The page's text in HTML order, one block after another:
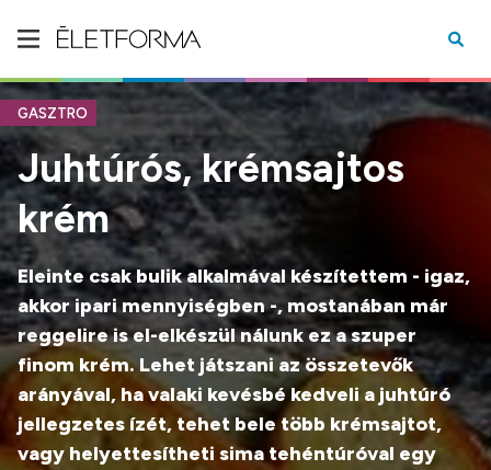
GASZTRO
Juhtúrós, krémsajtos
krém
Eleinte csak bulik alkalmával készítettem - igaz,
akkor ipari mennyiségben -, mostanában már
reggelire is el-elkészül nálunk ez a szuper
finom krém. Lehet játszani az összetevők
arányával, ha valaki kevésbé kedveli a juhtúró
jellegzetes ízét, tehet bele több krémsajtot,
vagy helyettesítheti sima tehéntúróval egy